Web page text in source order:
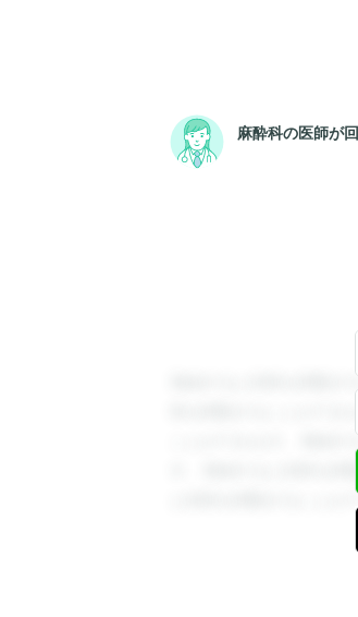
麻酔科の医師が
登録すると回答を閲覧
答を閲覧することがで
ことができます。登録
す。登録すると回答を
と回答を閲覧することが